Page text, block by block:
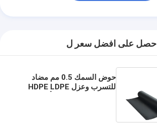
احصل على افضل سعر ل
حوض السمك 0.5 مم مضاد
للتسرب وعزل HDPE LDPE